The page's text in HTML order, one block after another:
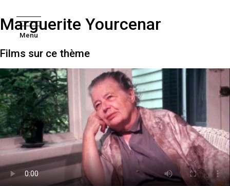
Menu
Marguerite Yourcenar
Films sur ce thème